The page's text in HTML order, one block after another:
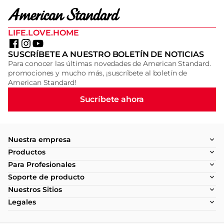
LIFE.LOVE.HOME
SUSCRÍBETE A NUESTRO BOLETÍN DE NOTICIAS
Para conocer las últimas novedades de American Standard.
promociones y mucho más, ¡suscríbete al boletín de
American Standard!
Sucríbete ahora
Nuestra empresa
Productos
Para Profesionales
Soporte de producto
Nuestros Sitios
Legales